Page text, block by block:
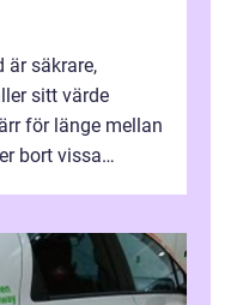
är säkrare,
sitt värde
för länge mellan
bort vissa